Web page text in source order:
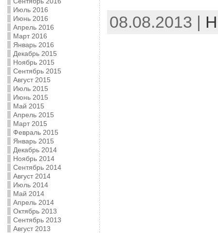
Июль 2016
Июнь 2016
Апрель 2016
Март 2016
Январь 2016
Декабрь 2015
Ноябрь 2015
Сентябрь 2015
Август 2015
Июль 2015
Июнь 2015
Май 2015
Апрель 2015
Март 2015
Февраль 2015
Январь 2015
Декабрь 2014
Ноябрь 2014
Сентябрь 2014
Август 2014
Июль 2014
Май 2014
Апрель 2014
Октябрь 2013
Сентябрь 2013
Август 2013
08.08.2013 |